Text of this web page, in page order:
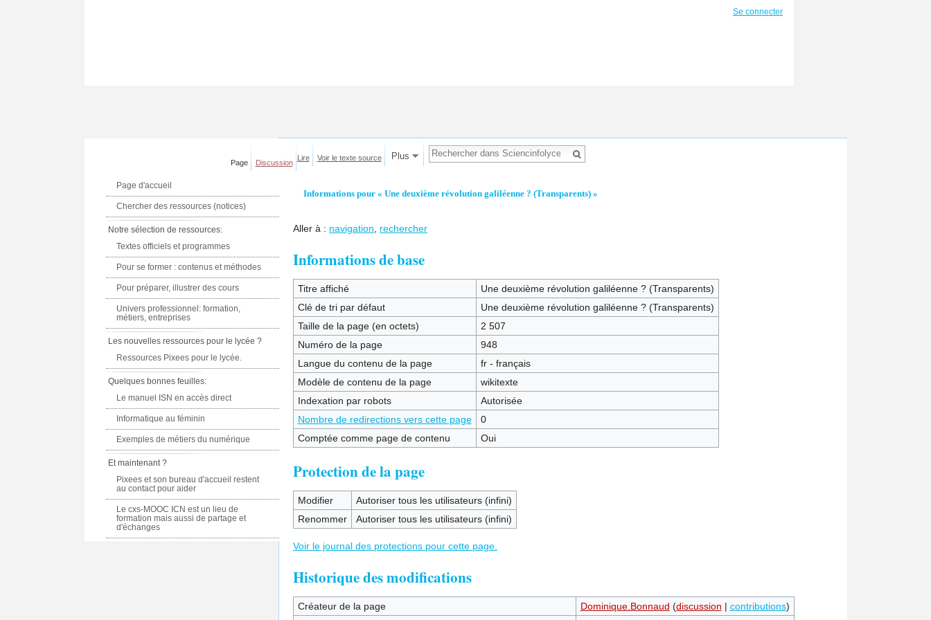
Informations pour « Une deuxième révolution galiléenne ? (Transparents) »
Aller à : navigation rechercher
Informations de base
Titre affiché
Une deuxième révolution galiléenne ? (Transparents)
Clé de tri par défaut
Une deuxième révolution galiléenne ? (Transparents)
Taille de la page (en octets)
2 507
Numéro de la page
948
Langue du contenu de la page
fr - français
Modèle de contenu de la page
wikitexte
Indexation par robots
Autorisée
Nombre de redirections vers cette page
0
Comptée comme page de contenu
Oui
Protection de la page
Modifier
Autoriser tous les utilisateurs (infini)
Renommer
Autoriser tous les utilisateurs (infini)
Voir le journal des protections pour cette page.
Historique des modifications
Créateur de la page Dominique.Bonnaud (discussion | contributions)
Se connecter
Page Discussion
Lire Voir le texte source Plus
Page d'accueil
Chercher des ressources (notices)
Notre sélection de ressources:
Textes officiels et programmes
Pour se former : contenus et méthodes
Pour préparer, illustrer des cours
Univers professionnel: formation,
métiers, entreprises
Les nouvelles ressources pour le lycée ?
Ressources Pixees pour le lycée.
Quelques bonnes feuilles:
Le manuel ISN en accès direct
Informatique au féminin
Exemples de métiers du numérique
Et maintenant ?
Pixees et son bureau d'accueil restent
au contact pour aider
Le cxs-MOOC ICN est un lieu de
formation mais aussi de partage et
d'échanges